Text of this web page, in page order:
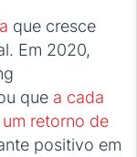
que cresce
Em 2020,
que a cada
retorno de
positivo em